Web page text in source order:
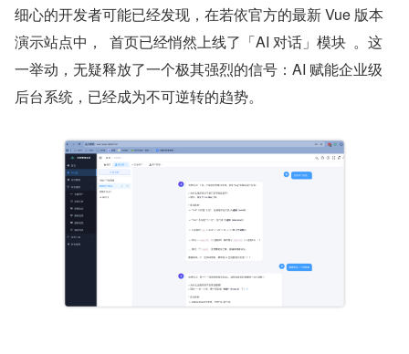
细心的开发者可能已经发现，在若依官方的最新 Vue 版本
演示站点中，  首页已经悄然上线了「AI 对话」模块  。这
一举动，无疑释放了一个极其强烈的信号：AI 赋能企业级
后台系统，已经成为不可逆转的趋势。